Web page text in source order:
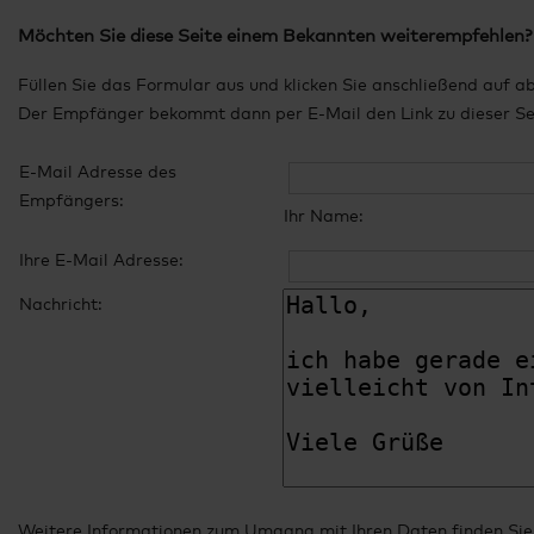
Möchten Sie diese Seite einem Bekannten weiterempfehlen?
Füllen Sie das Formular aus und klicken Sie anschließend auf
Der Empfänger bekommt dann per E-Mail den Link zu dieser
E-Mail Adresse des
Empfängers:
Ihr Name:
Ihre E-Mail Adresse:
Nachricht:
Weitere Informationen zum Umgang mit Ihren Daten finden